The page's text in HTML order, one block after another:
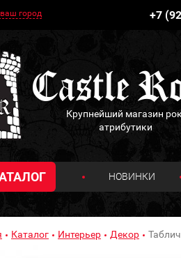
город +7
Крупнейший магазин
атрибутики
НОВИНКИ
Каталог Интерьер Декор